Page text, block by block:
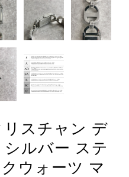
スチャン デ
シルバー ステ
ウォーツ マ